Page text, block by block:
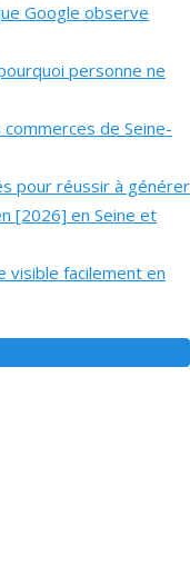
Google observe
personne ne
de Seine-
pour réussir à générer
[2026] en Seine et
visible facilement en